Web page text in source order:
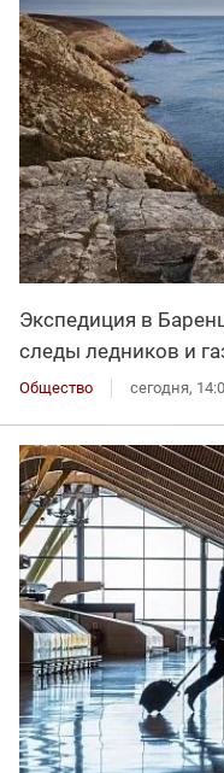
Экспедиция в
следы ледников и
Общество сегодня,